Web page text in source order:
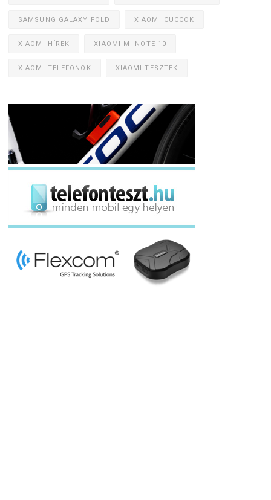
SAMSUNG GALAXY FOLD XIAOMI CUCCOK
XIAOMI HÍREK XIAOMI MI NOTE 10
XIAOMI TELEFONOK XIAOMI TESZTEK